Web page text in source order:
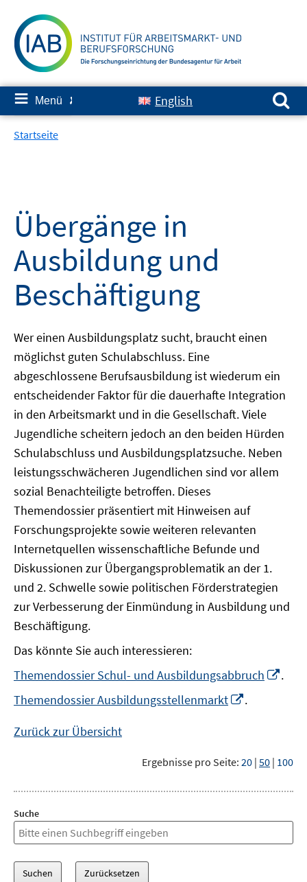
zum
Inhalt
≡ Menü ✘ English
Suchen nach:
Startseite
Übergänge in
Ausbildung und
Beschäftigung
Wer einen Ausbildungsplatz sucht, braucht einen
möglichst guten Schulabschluss. Eine
abgeschlossene Berufsausbildung ist wiederum ein
entscheidender Faktor für die dauerhafte Integration
in den Arbeitsmarkt und in die Gesellschaft. Viele
Jugendliche scheitern jedoch an den beiden Hürden
Schulabschluss und Ausbildungsplatzsuche. Neben
leistungsschwächeren Jugendlichen sind vor allem
sozial Benachteiligte betroffen. Dieses
Themendossier präsentiert mit Hinweisen auf
Forschungsprojekte sowie weiteren relevanten
Internetquellen wissenschaftliche Befunde und
Diskussionen zur Übergangsproblematik an der 1.
und 2. Schwelle sowie politischen Förderstrategien
zur Verbesserung der Einmündung in Ausbildung und
Beschäftigung.
Das könnte Sie auch interessieren:
Themendossier Schul- und Ausbildungsabbruch
.
Themendossier Ausbildungsstellenmarkt
.
Zurück zur Übersicht
Ergebnisse pro Seite: 20 | 50 | 100
Suche